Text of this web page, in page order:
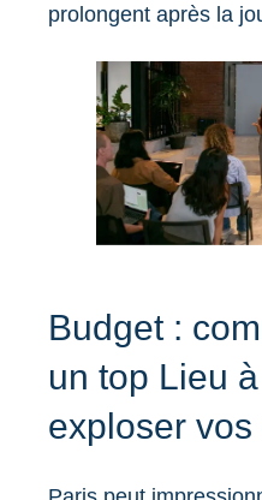
prolongent après la
Budget :
un top Lieu
exploser vos